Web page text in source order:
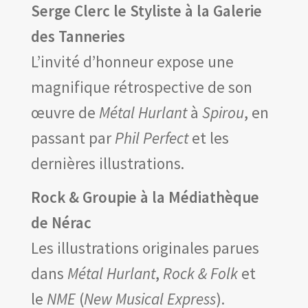
Serge Clerc le Styliste à la Galerie
des Tanneries
L’invité d’honneur expose une
magnifique rétrospective de son
œuvre de Métal Hurlantà Spirou, en
passant par Phil Perfectet les
dernières illustrations.
Rock & Groupie à la Médiathèque
de Nérac
Les illustrations originales parues
dans Métal Hurlant, Rock & Folket
le NME(New Musical Express).